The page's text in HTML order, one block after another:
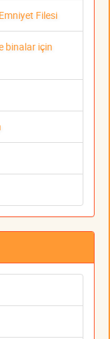
Filesi
binalar için